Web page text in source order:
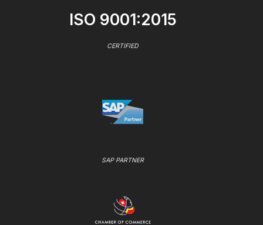
ISO 9001:2015
CERTIFIED
SAP PARTNER